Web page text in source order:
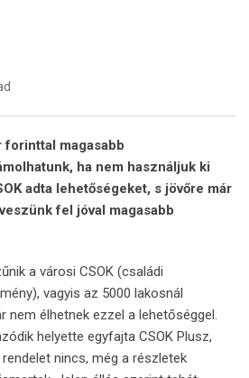
forinttal magasabb
ha nem használjuk ki
adta lehetőségeket, s jövőre már
fel jóval magasabb
a városi CSOK (családi
vagyis az 5000 lakosnál
nem élhetnek ezzel a lehetőséggel.
helyette egyfajta CSOK Plusz,
nincs, még a részletek